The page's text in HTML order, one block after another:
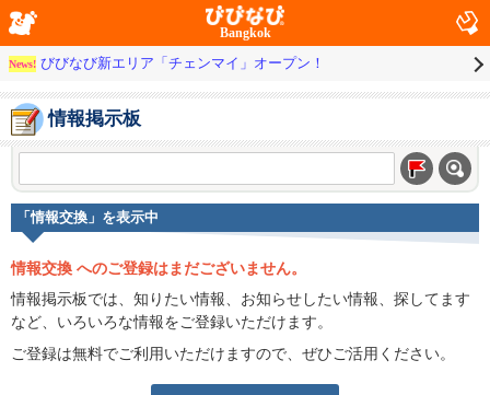
Bangkok
News! びびなび新エリア「チェンマイ」オープン！
情報掲示板
「情報交換」を表示中
情報交換 へのご登録はまだございません。
情報掲示板では、知りたい情報、お知らせしたい情報、探してます
など、いろいろな情報をご登録いただけます。
ご登録は無料でご利用いただけますので、ぜひご活用ください。